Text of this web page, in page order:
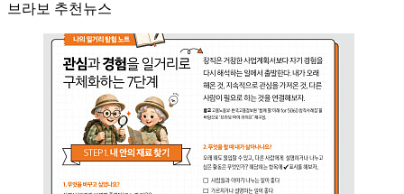
브라보 추천뉴스